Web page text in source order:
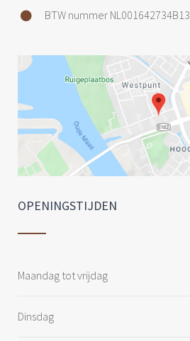
BTW nummer NL001642734B13
OPENINGSTIJDEN
Maandag tot vrijdag
Dinsdag